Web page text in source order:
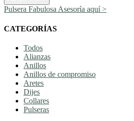
Pulsera Fabulosa Asesoría aquí >
CATEGORÍAS
Todos
Alianzas
Anillos
Anillos de compromiso
Aretes
Dijes
Collares
Pulseras